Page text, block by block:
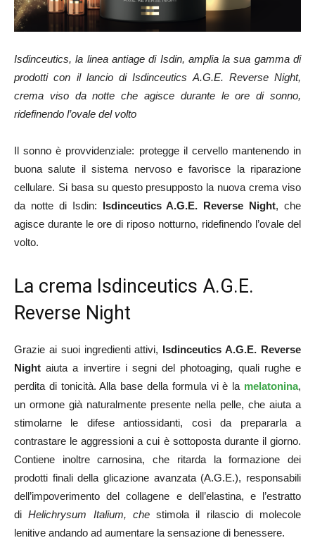
Isdinceutics, la linea antiage di Isdin, amplia la sua gamma di
prodotti con il lancio di Isdinceutics A.G.E. Reverse Night,
crema viso da notte che agisce durante le ore di sonno,
ridefinendo l’ovale del volto
Il sonno è provvidenziale: protegge il cervello mantenendo in
buona salute il sistema nervoso e favorisce la riparazione
cellulare. Si basa su questo presupposto la nuova crema viso
da notte di Isdin: Isdinceutics A.G.E. Reverse Night, che
agisce durante le ore di riposo notturno, ridefinendo l’ovale del
volto.
La crema Isdinceutics A.G.E.
Reverse Night
Grazie ai suoi ingredienti attivi, Isdinceutics A.G.E. Reverse
Nightaiuta a invertire i segni del photoaging, quali rughe e
perdita di tonicità. Alla base della formula vi è la melatonina,
un ormone già naturalmente presente nella pelle, che aiuta a
stimolarne le difese antiossidanti, così da prepararla a
contrastare le aggressioni a cui è sottoposta durante il giorno.
Contiene inoltre carnosina, che ritarda la formazione dei
prodotti finali della glicazione avanzata (A.G.E.), responsabili
dell’impoverimento del collagene e dell’elastina, e l’estratto
diHelichrysum Italium, che stimola il rilascio di molecole
lenitive andando ad aumentare la sensazione di benessere.